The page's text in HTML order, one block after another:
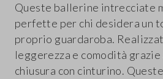
Queste ballerine intrecciate
perfette per chi desidera un
proprio guardaroba.
leggerezza e comodità
chiusura con cinturino.